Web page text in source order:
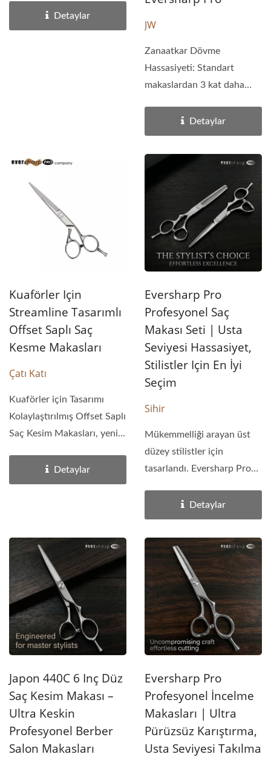
Detaylar
JW
Zanaatkar Dövme
Hassasiyeti: Standart
makaslardan 3 kat daha
premium...
Detaylar
Kuaförler Için
Streamline Tasarımlı
Offset Saplı Saç
Kesme Makasları
Çatı Katı
Kuaförler için Tasarımı
Kolaylaştırılmış Offset Saplı
Saç Kesim Makasları, yeni...
Detaylar
Eversharp Pro
Profesyonel Saç
Makası Seti | Usta
Seviyesi Hassasiyet,
Stilistler Için En İyi
Seçim
Sihir
Mükemmelliği arayan üst
düzey stilistler için
tasarlandı. Eversharp Pro
Detaylar
Japon 440C 6 Inç Düz
Saç Kesim Makası –
Ultra Keskin
Profesyonel Berber
Salon Makasları
Eversharp Pro
Profesyonel İncelme
Makasları | Ultra
Pürüzsüz Karıştırma,
Usta Seviyesi Takılma